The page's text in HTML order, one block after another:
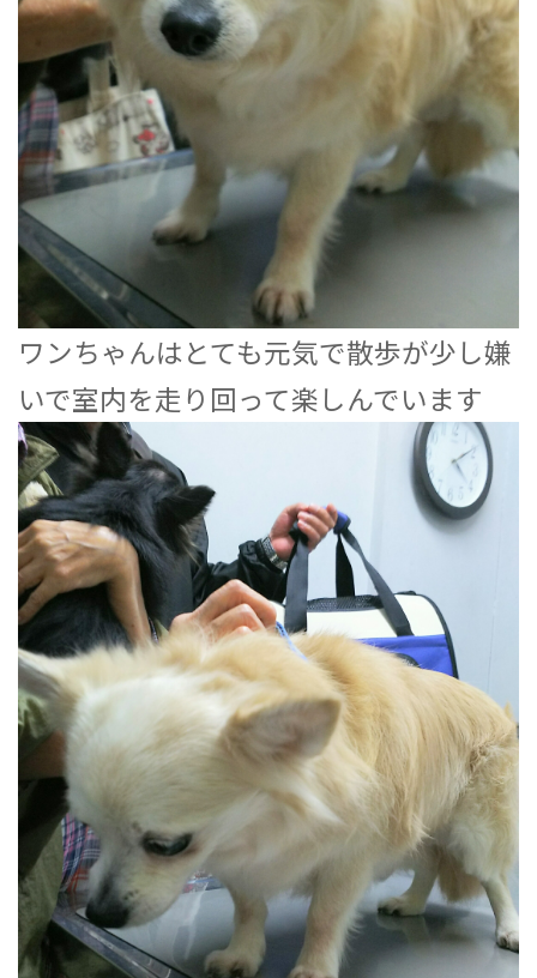
ワンちゃんはとても元気で散歩が少し嫌
いで室内を走り回って楽しんでいます